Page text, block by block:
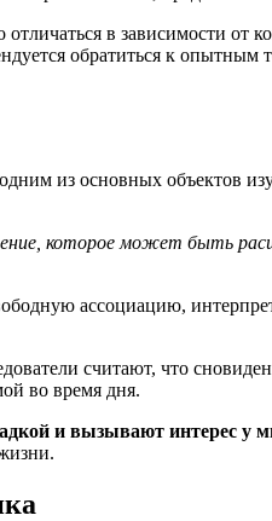
в зависимости от
обратиться к опытным
из основных объектов
которое может быть
ассоциацию,
считают, что
во время дня.
и вызывают интерес у